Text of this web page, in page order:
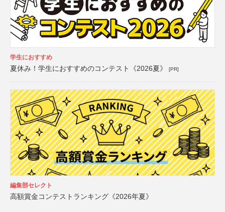
学生におすすめ
夏休み！学生におすすめのコンテスト《2026夏》 [PR]
編集部セレクト
高額賞金コンテストランキング《2026年夏》